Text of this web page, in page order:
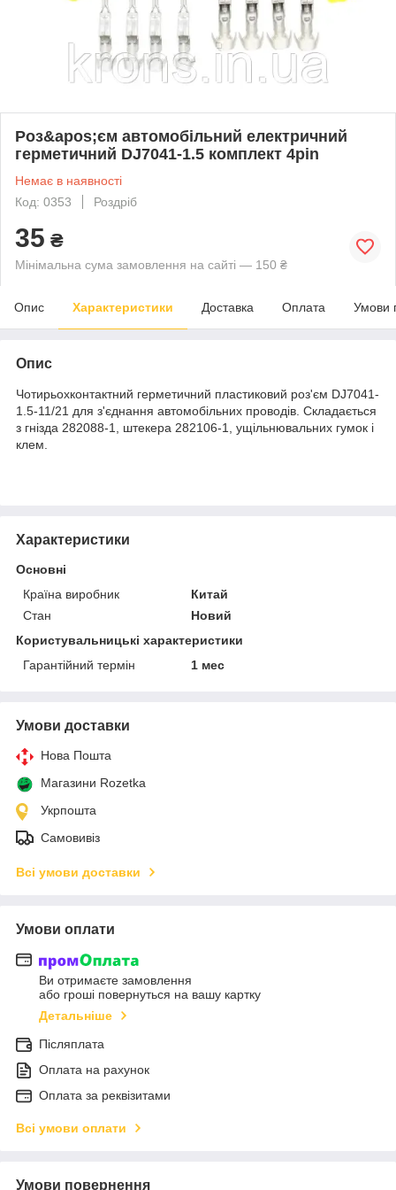
Роз&apos;єм автомобільний електричний
герметичний DJ7041-1.5 комплект 4pin
Немає в наявності
Код: 0353
Роздріб
35 ₴
Мінімальна сума замовлення на сайті — 150 ₴
Опис Характеристики Доставка Оплата Умови
Опис
Чотирьохконтактний герметичний пластиковий роз'єм DJ7041-
1.5-11/21 для з'єднання автомобільних проводів. Складається
з гнізда 282088-1, штекера 282106-1, ущільнювальних гумок і
клем.
Характеристики
Основні
Країна виробник
Китай
Стан
Новий
Користувальницькі характеристики
Гарантійний термін
1 мес
Умови доставки
Нова Пошта
Магазини Rozetka
Укрпошта
Самовивіз
Всі умови доставки
Умови оплати
Ви отримаєте замовлення
або гроші повернуться на вашу картку
Детальніше
Післяплата
Оплата на рахунок
Оплата за реквізитами
Всі умови оплати
Умови повернення